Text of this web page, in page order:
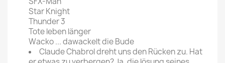
Star Knight
Thunder 3
Tote leben länger
Wacko ... dawackelt die Bude
Claude Chabrol dreht uns den Rücken zu. Hat